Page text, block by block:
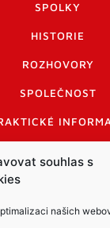
souhlas s
našich
SPOLKY
HISTORIE
ROZHOVORY
SPOLEČNOST
A KODEX
A LOGO